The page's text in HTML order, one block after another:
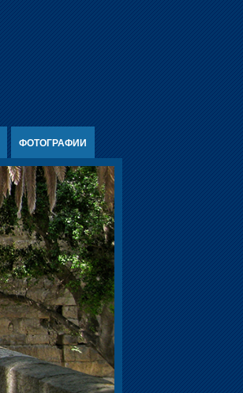
ФОТОГРАФИИ